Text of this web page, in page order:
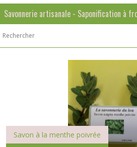
Savonnerie artisanale - Saponification à
Savon à la menthe poivrée
Savon au lait de chèvre